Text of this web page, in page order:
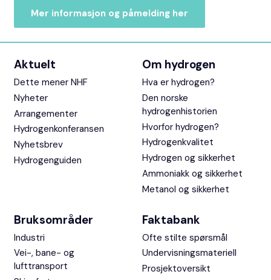
Mer informasjon og påmelding her
Aktuelt
Dette mener NHF
Nyheter
Arrangementer
Hydrogenkonferansen
Nyhetsbrev
Hydrogenguiden
Om hydrogen
Hva er hydrogen?
Den norske
hydrogenhistorien
Hvorfor hydrogen?
Hydrogenkvalitet
Hydrogen og sikkerhet
Ammoniakk og sikkerhet
Metanol og sikkerhet
Bruksområder
Industri
Vei-, bane- og
lufttransport
Faktabank
Ofte stilte spørsmål
Undervisningsmateriell
Prosjektoversikt